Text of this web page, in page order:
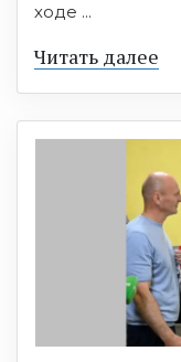
ходе ...
Читать далее